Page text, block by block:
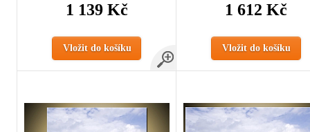
1 139 Kč
Vložit do košíku
1 612 Kč
Vložit do košíku